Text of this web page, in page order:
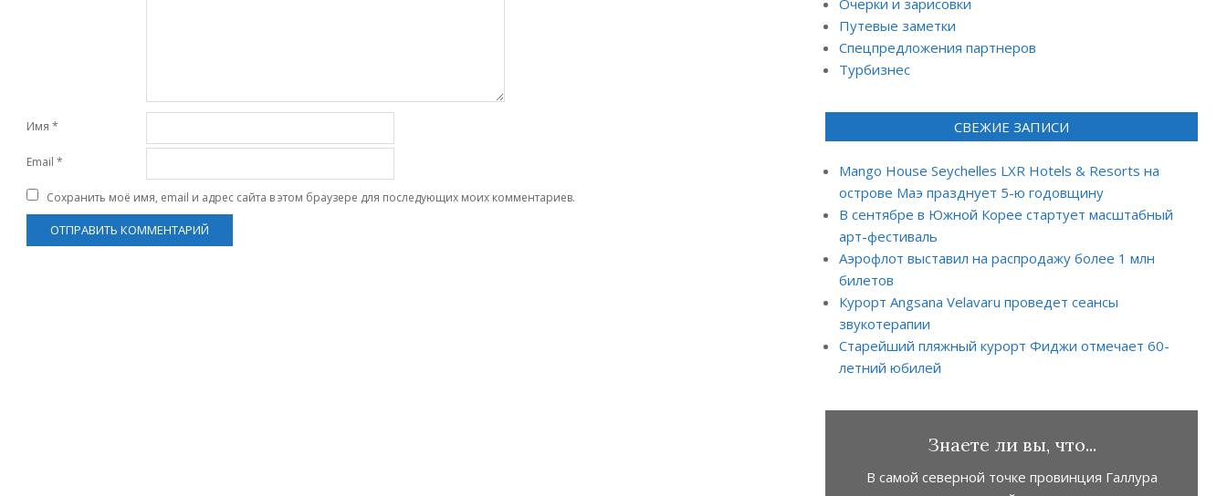
Имя *
Email *
Сохранить моё имя, email и адрес сайта в этом браузере для последующих моих комментариев.
Очерки и зарисовки
Путевые заметки
Спецпредложения партнеров
Турбизнес
СВЕЖИЕ ЗАПИСИ
Mango House Seychelles LXR Hotels & Resorts на
острове Маэ празднует 5-ю годовщину
В сентябре в Южной Корее стартует масштабный
арт-фестиваль
Аэрофлот выставил на распродажу более 1 млн
билетов
Курорт Angsana Velavaru проведет сеансы
звукотерапии
Старейший пляжный курорт Фиджи отмечает 60-
летний юбилей
Знаете ли вы, что...
В самой северной точке провинция Галлура